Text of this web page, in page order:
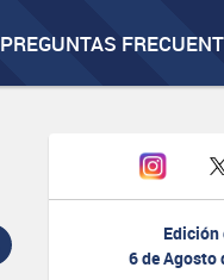
PREGUNTAS
Edición
6 de Agosto